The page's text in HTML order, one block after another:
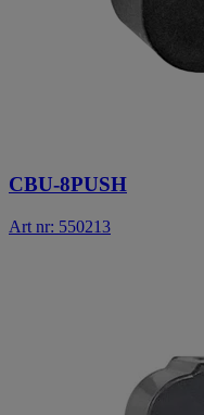
CBU-8PUSH
Art nr: 550213